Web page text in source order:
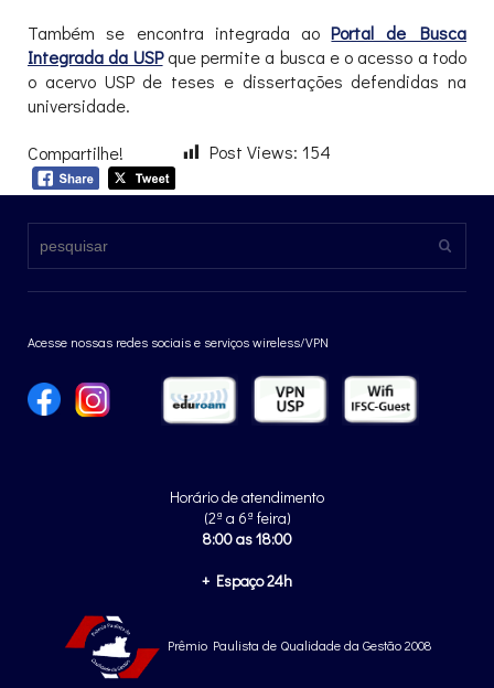
Também se encontra integrada aoPortal de Busca
Integrada da USPque permite a busca e o acesso a todo
o acervo USP de teses e dissertações defendidas na
universidade.
Compartilhe! Post Views: 154
Acesse nossas redes sociais e serviços wireless/VPN
Horário de atendimento
(2ª a 6ª feira)
8:00 as 18:00
+ Espaço 24h
Prêmio Paulista de Qualidade da Gestão 2008